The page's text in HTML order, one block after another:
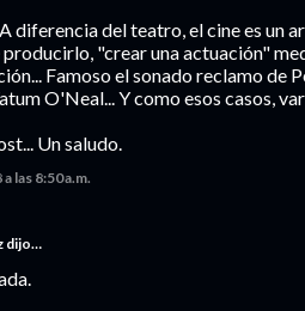
diferencia del teatro, el cine es un
"crear una actuación"
Famoso el sonado reclamo de
O'Neal... Y como esos casos,
Un saludo.
las 8:50 a.m.
dijo…